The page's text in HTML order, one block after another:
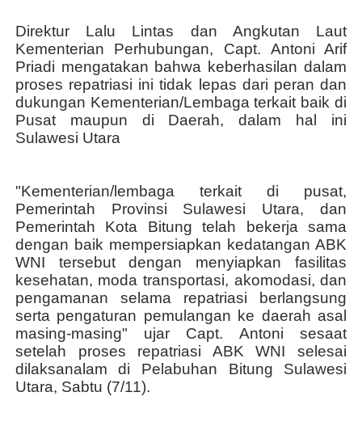
Direktur Lalu Lintas dan Angkutan Laut
Kementerian Perhubungan, Capt. Antoni Arif
Priadi mengatakan bahwa keberhasilan dalam
proses repatriasi ini tidak lepas dari peran dan
dukungan Kementerian/Lembaga terkait baik di
Pusat maupun di Daerah, dalam hal ini
Sulawesi Utara
"Kementerian/lembaga terkait di pusat,
Pemerintah Provinsi Sulawesi Utara, dan
Pemerintah Kota Bitung telah bekerja sama
dengan baik mempersiapkan kedatangan ABK
WNI tersebut dengan menyiapkan fasilitas
kesehatan, moda transportasi, akomodasi, dan
pengamanan selama repatriasi berlangsung
serta pengaturan pemulangan ke daerah asal
masing-masing" ujar Capt. Antoni sesaat
setelah proses repatriasi ABK WNI selesai
dilaksanalam di Pelabuhan Bitung Sulawesi
Utara, Sabtu (7/11).